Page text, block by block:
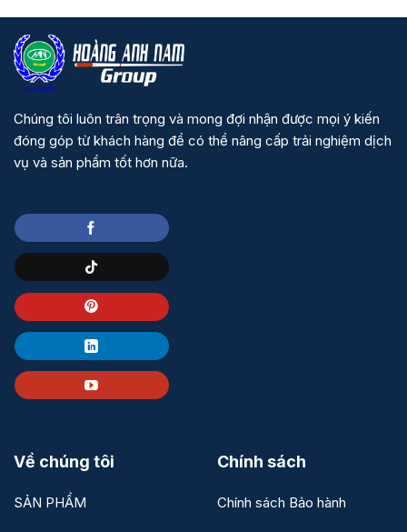
Chúng tôi luôn trân trọng và mong đợi nhận được mọi ý kiến
đóng góp từ khách hàng để có thể nâng cấp trải nghiệm dịch
vụ và sản phẩm tốt hơn nữa.
Về chúng tôi
SẢN PHẨM
Chính sách
Chính sách Bảo hành